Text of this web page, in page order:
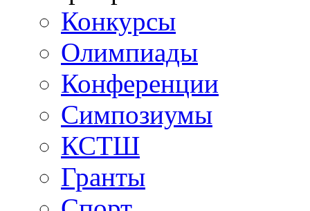
Конкурсы
Олимпиады
Конференции
Симпозиумы
КСТШ
Гранты